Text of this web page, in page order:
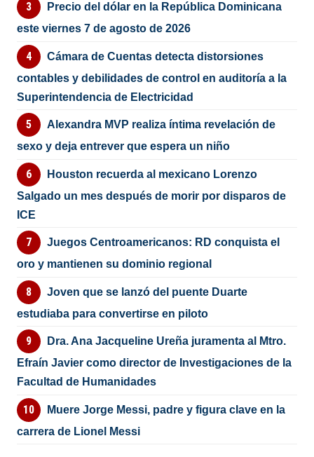
Precio del dólar en la República Dominicana
este viernes 7 de agosto de 2026
Cámara de Cuentas detecta distorsiones
contables y debilidades de control en auditoría a la
Superintendencia de Electricidad
Alexandra MVP realiza íntima revelación de
sexo y deja entrever que espera un niño
Houston recuerda al mexicano Lorenzo
Salgado un mes después de morir por disparos de
ICE
Juegos Centroamericanos: RD conquista el
oro y mantienen su dominio regional
Joven que se lanzó del puente Duarte
estudiaba para convertirse en piloto
Dra. Ana Jacqueline Ureña juramenta al Mtro.
Efraín Javier como director de Investigaciones de la
Facultad de Humanidades
Muere Jorge Messi, padre y figura clave en la
carrera de Lionel Messi